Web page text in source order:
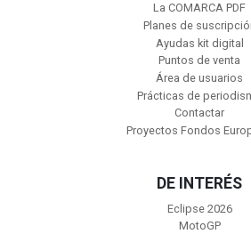
La COMARCA PDF
Planes de
Ayudas kit digital
Puntos de venta
Área de usuarios
Prácticas de
Contactar
Proyectos Fondos
DE INTERÉS
Eclipse 2026
MotoGP